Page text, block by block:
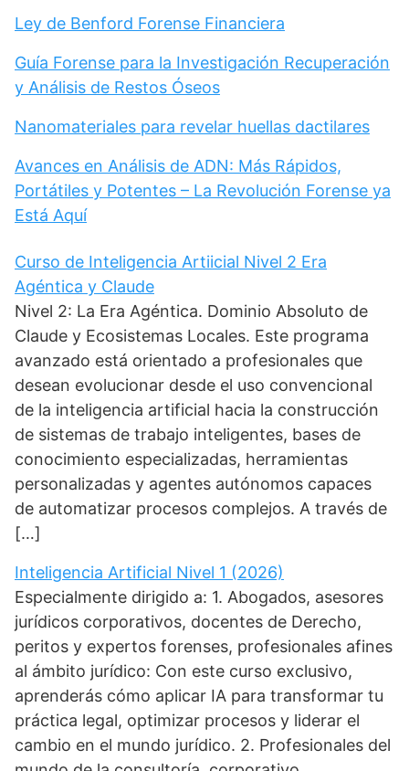
Ley de Benford Forense Financiera
Guía Forense para la Investigación Recuperación
y Análisis de Restos Óseos
Nanomateriales para revelar huellas dactilares
Avances en Análisis de ADN: Más Rápidos,
Portátiles y Potentes – La Revolución Forense ya
Está Aquí
Curso de Inteligencia Artiicial Nivel 2 Era
Agéntica y Claude
Nivel 2: La Era Agéntica. Dominio Absoluto de
Claude y Ecosistemas Locales. Este programa
avanzado está orientado a profesionales que
desean evolucionar desde el uso convencional
de la inteligencia artificial hacia la construcción
de sistemas de trabajo inteligentes, bases de
conocimiento especializadas, herramientas
personalizadas y agentes autónomos capaces
de automatizar procesos complejos. A través de
[…]
Inteligencia Artificial Nivel 1 (2026)
Especialmente dirigido a: 1. Abogados, asesores
jurídicos corporativos, docentes de Derecho,
peritos y expertos forenses, profesionales afines
al ámbito jurídico: Con este curso exclusivo,
aprenderás cómo aplicar IA para transformar tu
práctica legal, optimizar procesos y liderar el
cambio en el mundo jurídico. 2. Profesionales del